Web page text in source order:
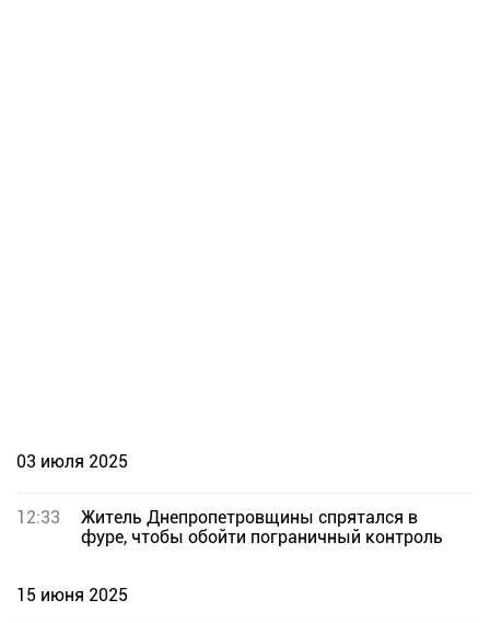
03 июля 2025
12:33
Житель Днепропетровщины спрятался в
фуре, чтобы обойти пограничный контроль
15 июня 2025